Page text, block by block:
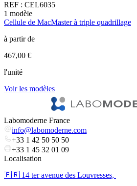
REF : CEL6035
1 modèle
Cellule de MacMaster à triple quadrillage
à partir de
467,00 €
l'unité
Voir les modèles
Labomoderne France
info@labomoderne.com
+33 1 42 50 50 50
+33 1 45 32 01 09
Localisation
🇫🇷 ​14 ter avenue des Louvresses,